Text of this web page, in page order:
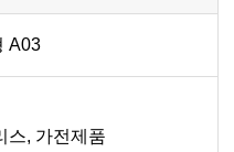
스, 가전제품